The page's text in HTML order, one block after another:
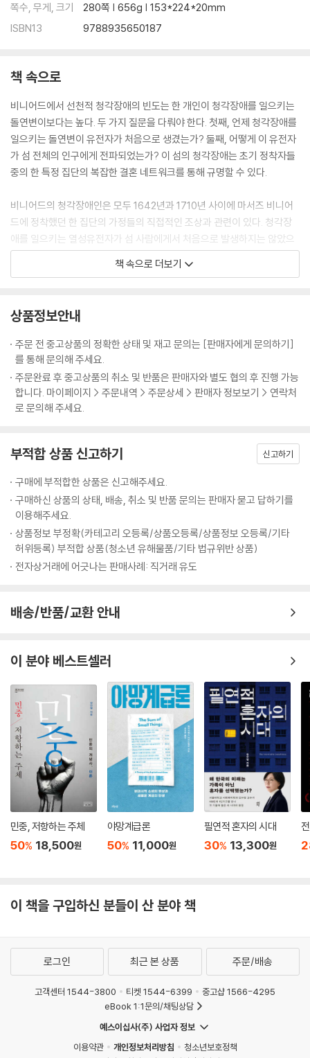
쪽수, 무게, 크기
280쪽 | 656g | 153*224*20mm
ISBN13
9788935650187
책 속으로
비니어드에서 선천적 청각장애의 빈도는 한 개인이 청각장애를 일으키는
돌연변이보다는 높다. 두 가지 질문을 다뤄야 한다. 첫째, 언제 청각장애를
일으키는 돌연변이 유전자가 처음으로 생겼는가? 둘째, 어떻게 이 유전자
가 섬 전체의 인구에게 전파되었는가? 이 섬의 청각장애는 초기 정착자들
중의 한 특정 집단의 복잡한 결혼 네트워크를 통해 규명할 수 있다.
비니어드의 청각장애인은 모두 1642년과 1710년 사이에 마서즈 비니어
드에 정착했던 한 집단의 가정들의 직접적인 조상과 관련이 있다. 청각장
애를 일으키는 열성유전자가 섬 사람에게서 처음으로 발생하지는 않았으
나 섬에 정착했던 사람들 중 윗세대의 한 사람에게서 일어났다는 강력한
가능하지 않다. 돌연변이는 뉴잉글랜드에 정착하기 몇 세기 전에 일어났을
수 있다. 그러나 대략 10마일 안에서 이 사람이 어디에 살았는지 그의 후손
이 누구인지 정확히 추적하는 것이 가능하다.
---pp. 73~74
책 속으로 더보기
상품정보안내
주문 전 중고상품의 정확한 상태 및 재고 문의는 [판매자에게 문의하기]
를 통해 문의해 주세요.
주문완료 후 중고상품의 취소 및 반품은 판매자와 별도 협의 후 진행 가능
합니다. 마이페이지 > 주문내역 > 주문상세 > 판매자 정보보기 > 연락처
로 문의해 주세요.
부적합 상품 신고하기 신고하기
구매에 부적합한 상품은 신고해주세요.
구매하신 상품의 상태, 배송, 취소 및 반품 문의는 판매자 묻고 답하기를
이용해주세요.
상품정보 부정확(카테고리 오등록/상품오등록/상품정보 오등록/기타
허위등록) 부적합 상품(청소년 유해물품/기타 법규위반 상품)
전자상거래에 어긋나는 판매사례: 직거래 유도
배송/반품/교환 안내
이 분야 베스트셀러
민중, 저항하는 주체
50% 18,500원
야망계급론
50% 11,000원
필연적 혼자의 시대
30% 13,300원
이 책을 구입하신 분들이 산 분야 책
로그인 최근 본 상품 주문/배송
고객센터 1544-3800 티켓 1544-6399
중고샵 1566-4295
eBook 1:1문의/채팅상담
예스이십사(주) 사업자 정보
이용약관
개인정보처리방침
청소년보호정책